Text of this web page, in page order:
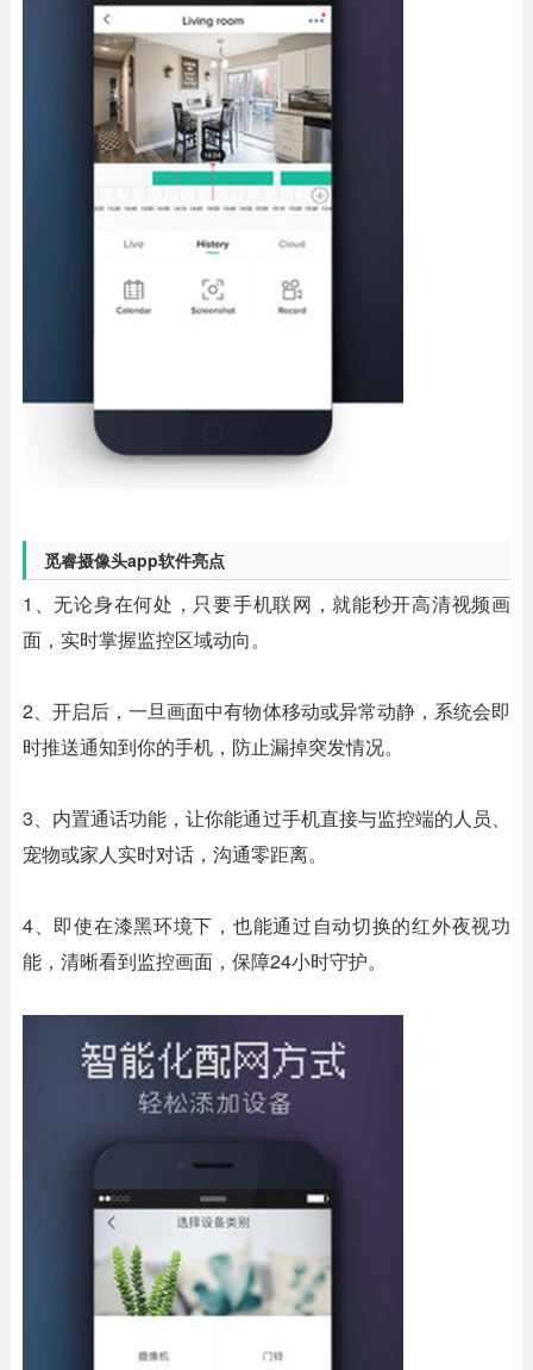
觅睿摄像头app软件亮点
1、无论身在何处，只要手机联网，就能秒开高清视频画
面，实时掌握监控区域动向。
2、开启后，一旦画面中有物体移动或异常动静，系统会即
时推送通知到你的手机，防止漏掉突发情况。
3、内置通话功能，让你能通过手机直接与监控端的人员、
宠物或家人实时对话，沟通零距离。
4、即使在漆黑环境下，也能通过自动切换的红外夜视功
能，清晰看到监控画面，保障24小时守护。